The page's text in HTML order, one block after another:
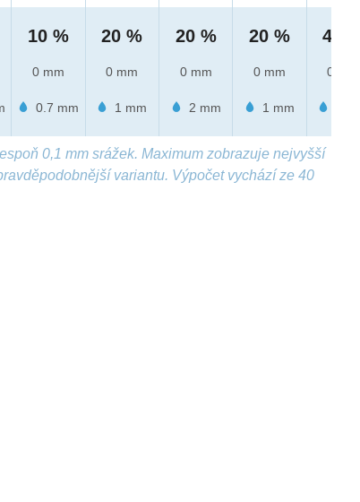
10 %
0 mm
0.7 mm
20 %
0 mm
1 mm
20 %
0 mm
2 mm
20 %
0 mm
1 mm
40 %
0 mm
0,1 mm srážek. Maximum zobrazuje nejvyšší
variantu. Výpočet vychází ze 40